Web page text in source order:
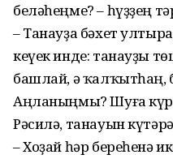
беләһеңме? – һүҙҙең
– Танауҙа бәхет
кеүек инде: танауҙы
башлай, ә ҡалҡытһаң,
Аңланыңмы? Шуға
Рәсилә, танауын
– Хоҙай һәр береһенә